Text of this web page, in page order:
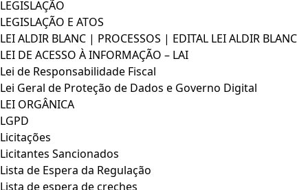
LEGISLAÇÃO
LEGISLAÇÃO E ATOS
LEI ALDIR BLANC | PROCESSOS | EDITAL LEI ALDIR BLANC
LEI DE ACESSO À INFORMAÇÃO – LAI
Lei de Responsabilidade Fiscal
Lei Geral de Proteção de Dados e Governo Digital
LEI ORGÂNICA
LGPD
Licitações
Licitantes Sancionados
Lista de Espera da Regulação
Lista de espera de creches